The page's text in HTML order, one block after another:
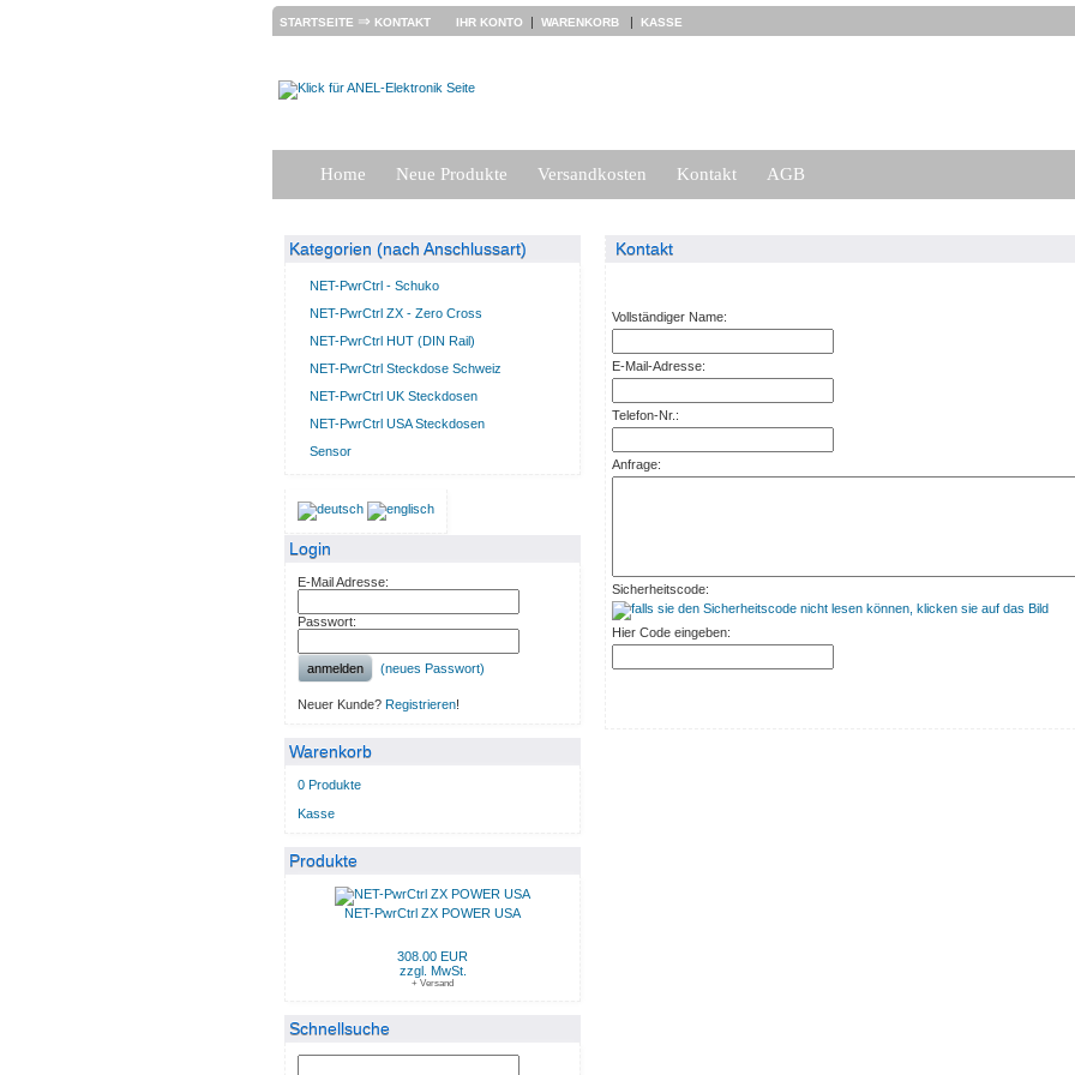
STARTSEITE ⇒ KONTAKT IHR KONTO | WARENKORB | KASSE
Home Neue Produkte Versandkosten Kontakt AGB
Kategorien (nach Anschlussart)
NET-PwrCtrl - Schuko
NET-PwrCtrl ZX - Zero Cross
NET-PwrCtrl HUT (DIN Rail)
NET-PwrCtrl Steckdose Schweiz
NET-PwrCtrl UK Steckdosen
NET-PwrCtrl USA Steckdosen
Sensor
Login
E-Mail Adresse:
Passwort:
anmelden (neues Passwort)
Neuer Kunde? Registrieren!
Warenkorb
0 Produkte
Kasse
Produkte
NET-PwrCtrl ZX POWER USA
308.00 EUR
zzgl. MwSt.
+ Versand
Schnellsuche
Kontakt
Vollständiger Name:
E-Mail-Adresse:
Telefon-Nr.:
Anfrage:
Sicherheitscode:
Hier Code eingeben: